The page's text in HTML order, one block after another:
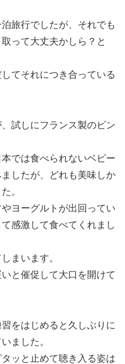
旅行でしたが、それでも
って大丈夫かしら？と
てそれにつき合っている
試しにフランス製のビン
では食べられないベビー
したが、どれも美味しか
。
ヨーグルトが出回ってい
感激して食べてくれまし
まいます。
と催促して大口を開けて
をはじめると久しぶりに
ました。
ッと止めて聴き入る姿は